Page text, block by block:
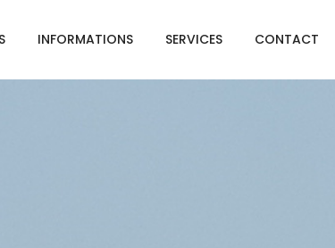
INFORMATIONS SERVICES CONTACT